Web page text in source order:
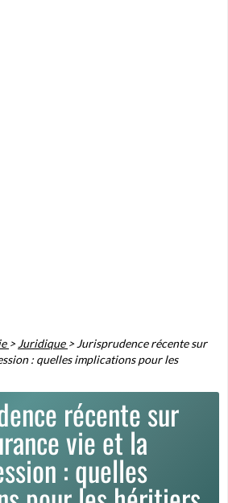
> Juridique > Jurisprudence récente sur
: quelles implications pour les
récente sur
vie et la
: quelles